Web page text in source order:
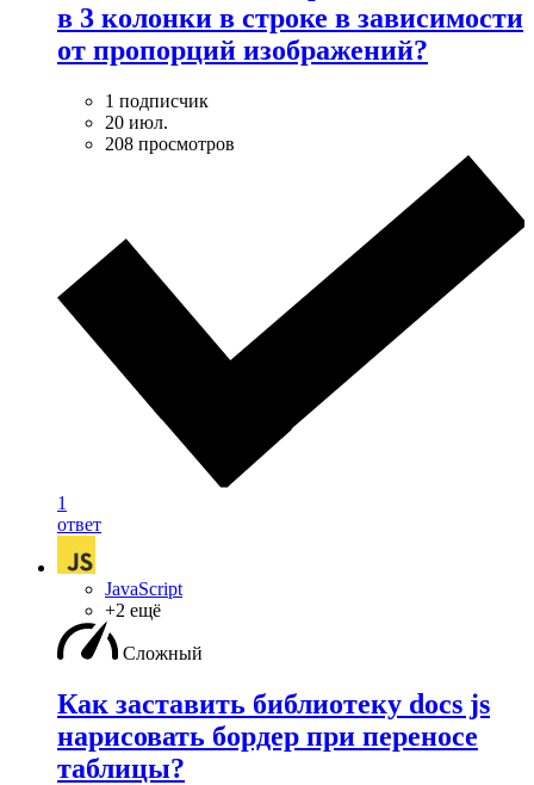
в 3 колонки в строке в зависимости
от пропорций изображений?
1 подписчик
20 июл.
208 просмотров
1
ответ
JavaScript
+2 ещё
Сложный
Как заставить библиотеку docs js
нарисовать бордер при переносе
таблицы?